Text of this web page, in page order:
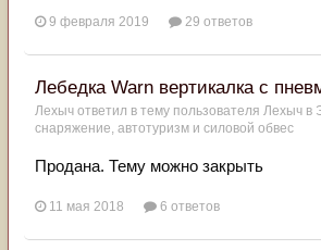
9 февраля 2019 29 ответов
Лебедка Warn вертикалка с
Лехыч ответил в тему пользователя Лехыч в
снаряжение, автотуризм и силовой обвес
Продана. Тему можно закрыть
11 мая 2018 6 ответов